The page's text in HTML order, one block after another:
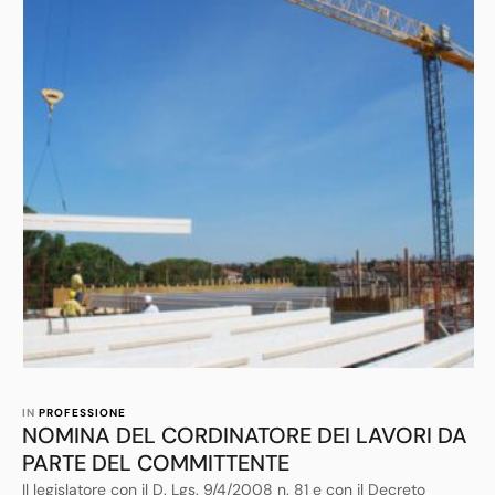
IN PROFESSIONE
NOMINA DEL CORDINATORE DEI LAVORI DA
PARTE DEL COMMITTENTE
Il legislatore con il D. Lgs. 9/4/2008 n. 81 e con il Decreto